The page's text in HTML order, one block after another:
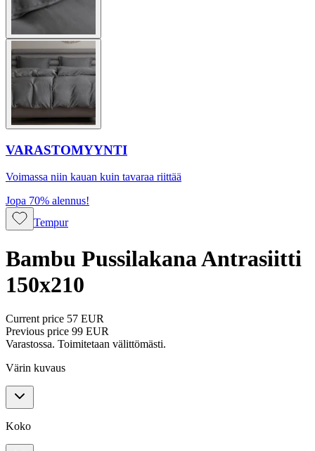
VARASTOMYYNTI
Voimassa niin kauan kuin tavaraa riittää
Jopa 70% alennus!
Tempur
Bambu Pussilakana Antrasiitti
150x210
Current price 57 EUR
Previous price 99 EUR
Varastossa. Toimitetaan välittömästi.
Värin kuvaus
Koko